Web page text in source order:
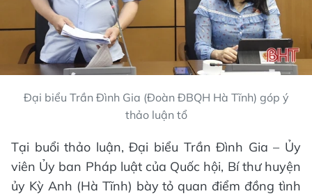
Đại biểu Trần Đình Gia (Đoàn ĐBQH Hà Tĩnh) góp ý
thảo luận tổ
Tại buổi thảo luận, Đại biểu Trần Đình Gia – Ủy
viên Ủy ban Pháp luật của Quốc hội, Bí thư huyện
ủy Kỳ Anh (Hà Tĩnh) bày tỏ quan điểm đồng tình